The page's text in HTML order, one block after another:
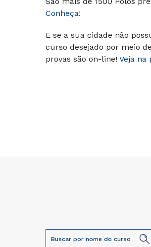
Conheça!
E se a sua cidade não
curso desejado por meio
provas são on-line! Veja na